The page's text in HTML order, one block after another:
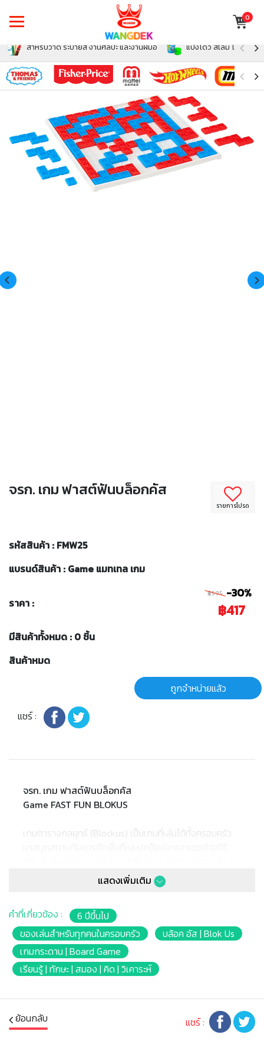
0
สำหรับวาด ระบายสี งานศิลปะ และงานฝีมือ แป้งโดว์ สไลม์ โฟม สำห
รายการโปรด
จรก. เกม ฟาสต์ฟันบล็อกคัส
รหัสสินค้า : FMW25
แบรนด์สินค้า : Game แมทเทล เกม
ราคา :
฿595 -30%
฿417
มีสินค้าทั้งหมด : 0 ชิ้น
สินค้าหมด
ถูกจำหน่ายแล้ว
แชร์ :
จรก. เกม ฟาสต์ฟันบล็อกคัส
Game FAST FUN BLOKUS
เกมตารางกลยุทธ์ (Blockus) เป็นเกมที่เล่นได้ทั้งครอบครัว
คุณอยู่ ผู้เล่นแต่ละคนจะได้รับชิ้นส่วนรูปทรงต่าง ๆ 21 ชิ้น (สี
แดง สีฟ้า สีเขียว หรือสีเหลือง) จากนั้นผลัดกันวางบน
ชิ้นส่วนที่มีสีเดียวกันอย่างน้อยหนึ่งชิ้น โดยใช้ชนมุมเท่านั้น!
เป้าหมายของเกมบล็อกคัสคือการนำชิ้นส่วนที่มีมาวางบน
กระดานให้ได้มากที่สุด เกมจบเมื่อไม่สามารถวางชิ้นส่วนใดได้
อีกต่อไป และผู้เล่นที่มีจำนวนชิ้นส่วนเหลือต่ำสุด (นับตามช่อง)
จะเป็นผู้ชนะ!
หมายเหตุ:
สินค้าอาจมีการเปลี่ยนแปลงลวดลาย สีสันบนผลิตภัณฑ์ หรือ
แพ็คเกจโดยร้านฯอาจไม่สามารถแจ้งให้ทราบล่วงหน้า และสี
แสดงเพิ่มเติม
คำที่เกี่ยวข้อง :
6 ปีขึ้นไป
ของเล่นสำหรับทุกคนในครอบครัว
บล้อค อัส | Blok Us
เกมกระดาน | Board Game
เรียนรู้ | ทักษะ | สมอง | คิด | วิเคาระห์
ย้อนกลับ แชร์ :